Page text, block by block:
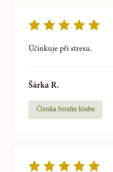
Účinkuje při stresu.
Šárka R.
Členka Serafin klubu